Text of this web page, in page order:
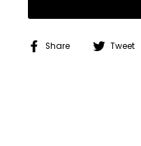
Share Share Tweet